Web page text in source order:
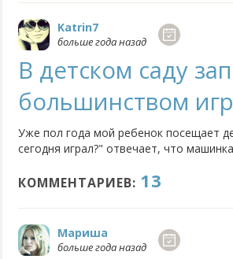
Katrin7
больше года назад
В детском саду
большинством
Уже пол года мой ребенок посещает
сегодня играл?" отвечает, что
разнообразие. Кошмар одним словом!
КОММЕНТАРИЕВ: 13
Мариша
больше года назад